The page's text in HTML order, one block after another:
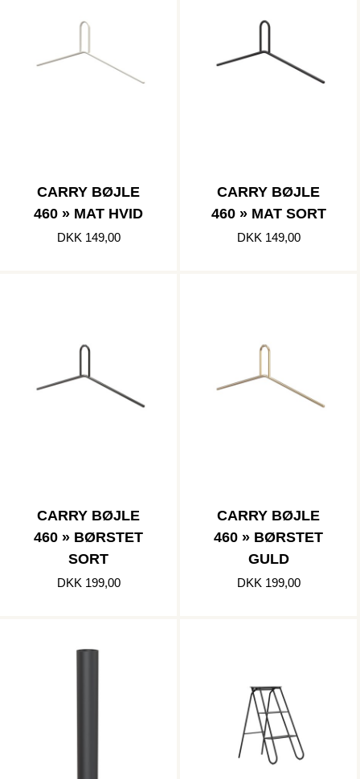
CARRY BØJLE
460 » MAT HVID
DKK 149,00
CARRY BØJLE
460 » MAT SORT
DKK 149,00
CARRY BØJLE
460 » BØRSTET
SORT
DKK 199,00
CARRY BØJLE
460 » BØRSTET
GULD
DKK 199,00